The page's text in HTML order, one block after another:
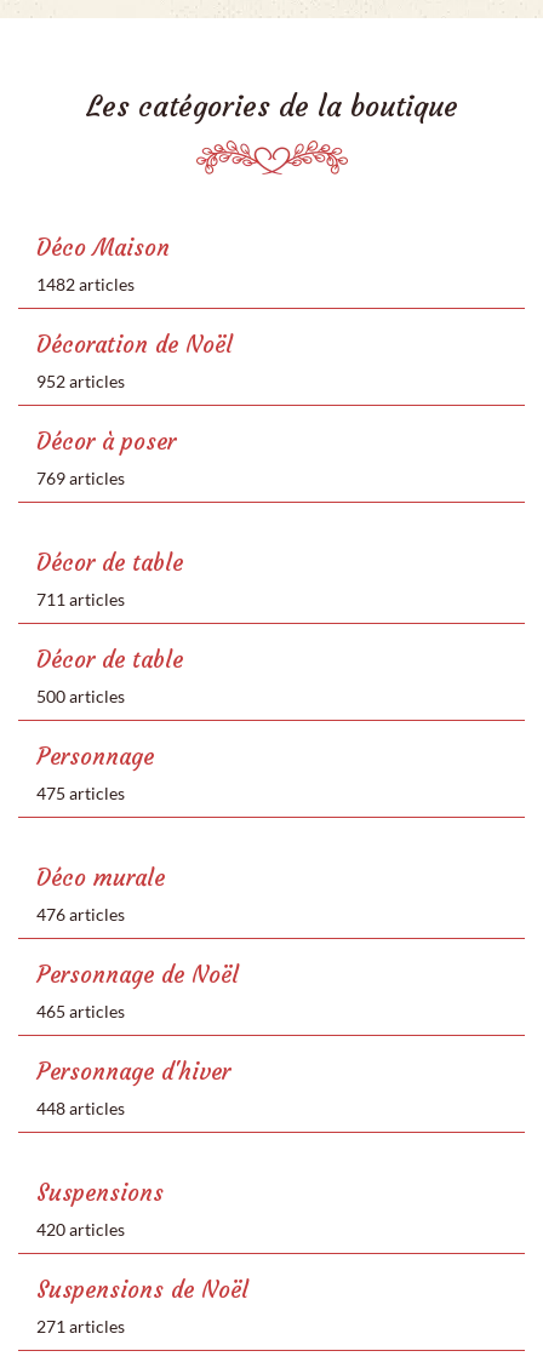
Les catégories de la boutique
Déco Maison
1482 articles
Décoration de Noël
952 articles
Décor à poser
769 articles
Décor de table
711 articles
Décor de table
500 articles
Personnage
475 articles
Déco murale
476 articles
Personnage de Noël
465 articles
Personnage d'hiver
448 articles
Suspensions
420 articles
Suspensions de Noël
271 articles